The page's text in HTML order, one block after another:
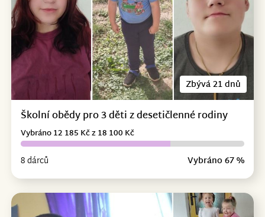
Zbývá 21 dnů
Školní obědy pro 3 děti z desetičlenné rodiny
8 dárců Vybráno 67 %
Vybráno 12 185 Kč z 18 100 Kč